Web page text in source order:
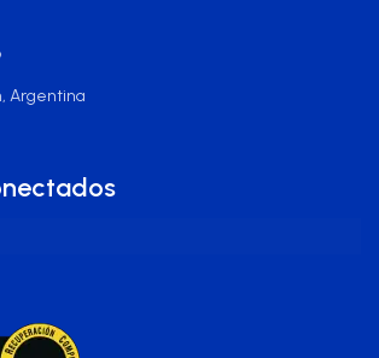
Argentina